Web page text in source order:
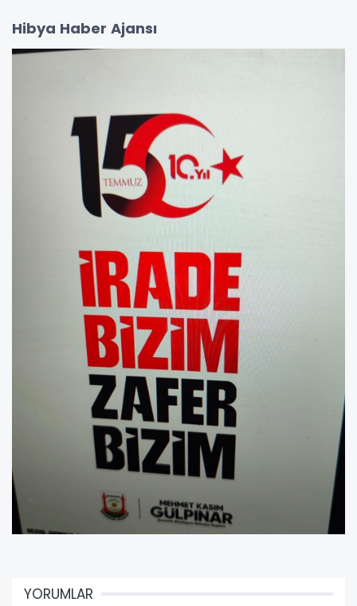
Hibya Haber Ajansı
YORUMLAR